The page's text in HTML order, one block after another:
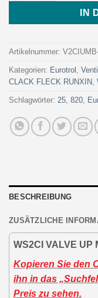
IN
Artikelnummer:
Kategorien: Eurotrol ,
CLACK FLECK RUNXIN,
Schlagwörter: 25, 820,
BESCHREIBUNG
ZUSÄTZLICHE
WS2CI VALVE UP
Kopieren Sie den
ihn in das
Preis zu sehen.